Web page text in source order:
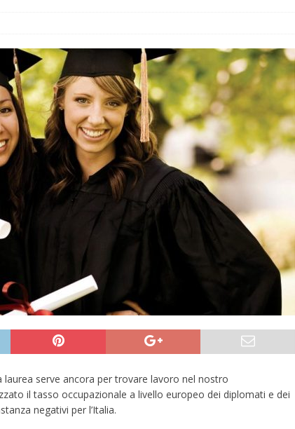
e caregiver: la sfida quotidiana dell’assistenza tra ferie e rinunce
laurea serve ancora per trovare lavoro nel nostro
il tasso occupazionale a livello europeo dei diplomati e dei
negativi per l’Italia.